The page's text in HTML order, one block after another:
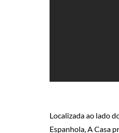
Localizada ao lado
Espanhola, A Casa